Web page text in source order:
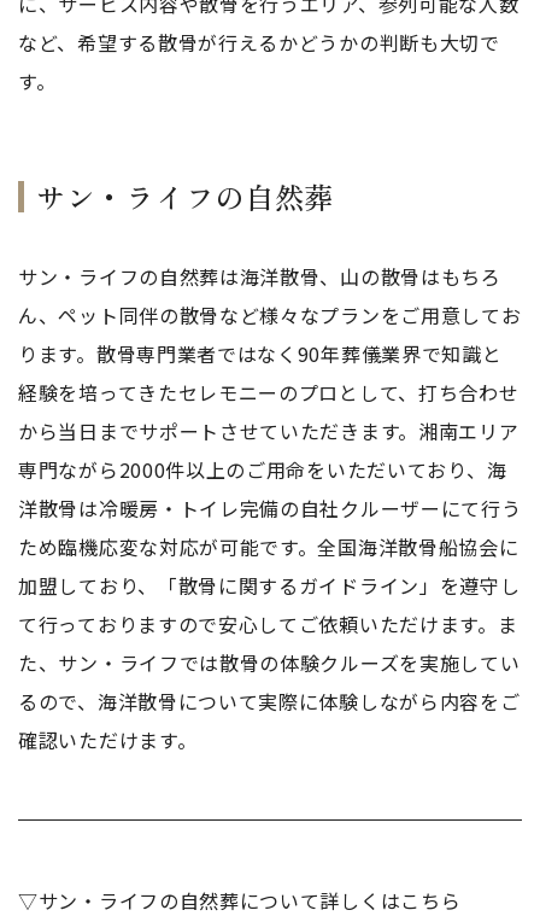
など、希望する散骨が行えるかどうかの判断も大切で
す。
サン・ライフの自然葬
サン・ライフの自然葬は海洋散骨、山の散骨はもちろ
ん、ペット同伴の散骨など様々なプランをご用意してお
ります。散骨専門業者ではなく90年葬儀業界で知識と
経験を培ってきたセレモニーのプロとして、打ち合わせ
から当日までサポートさせていただきます。湘南エリア
専門ながら2000件以上のご用命をいただいており、海
洋散骨は冷暖房・トイレ完備の自社クルーザーにて行う
ため臨機応変な対応が可能です。全国海洋散骨船協会に
加盟しており、「散骨に関するガイドライン」を遵守し
て行っておりますので安心してご依頼いただけます。ま
た、サン・ライフでは散骨の体験クルーズを実施してい
るので、海洋散骨について実際に体験しながら内容をご
確認いただけます。
▽サン・ライフの自然葬について詳しくはこちら